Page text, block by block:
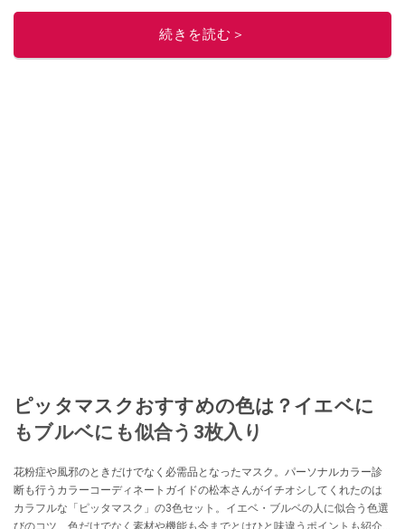
このイチオシストの他の記事を読む
続きを読む＞
ピッタマスクおすすめの色は？イエベに
もブルベにも似合う3枚入り
花粉症や風邪のときだけでなく必需品となったマスク。パーソナルカラー診
断も行うカラーコーディネートガイドの松本さんがイチオシしてくれたのは
カラフルな「ピッタマスク」の3色セット。イエベ・ブルベの人に似合う色選
びのコツ、色だけでなく素材や機能も今までとはひと味違うポイントも紹介